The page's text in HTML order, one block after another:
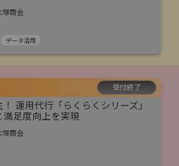
塚商会
データ活用
受付終了
運用代行「らくらくシリーズ」
足度向上を実現
塚商会